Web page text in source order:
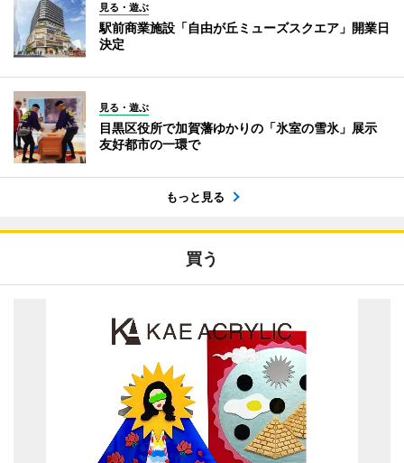
見る・遊ぶ
駅前商業施設「自由が丘ミューズスクエア」開業日
決定
見る・遊ぶ
目黒区役所で加賀藩ゆかりの「氷室の雪氷」展示
友好都市の一環で
もっと見る
買う